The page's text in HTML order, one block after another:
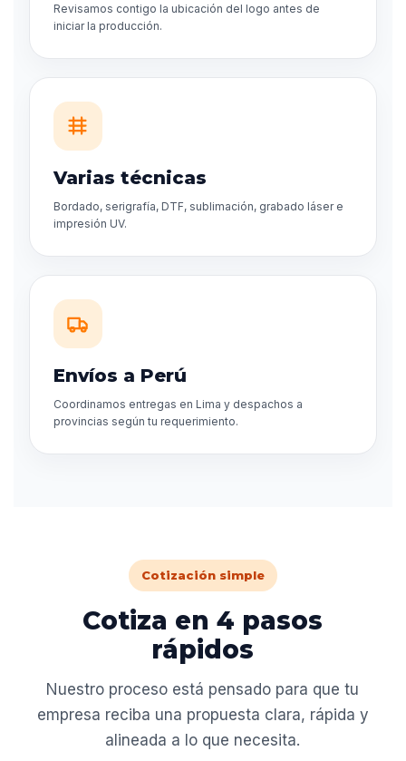
Revisamos contigo la ubicación del logo antes de
iniciar la producción.
Varias técnicas
Bordado, serigrafía, DTF, sublimación, grabado láser e
impresión UV.
Envíos a Perú
Coordinamos entregas en Lima y despachos a
provincias según tu requerimiento.
Cotización simple
Cotiza en 4 pasos
rápidos
Nuestro proceso está pensado para que tu
empresa reciba una propuesta clara, rápida y
alineada a lo que necesita.